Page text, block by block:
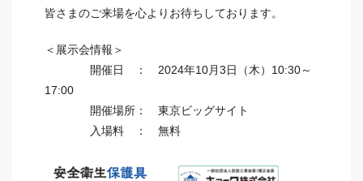
皆さまのご来場を心よりお待ちしております。
＜展示会情報＞
開催日 ： 2024年10月3日（木）10:30～
17:00
開催場所： 東京ビッグサイト
入場料 ： 無料